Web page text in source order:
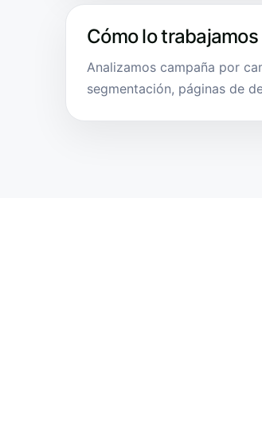
Cómo lo
Analizamos campaña por
segmentación, páginas de